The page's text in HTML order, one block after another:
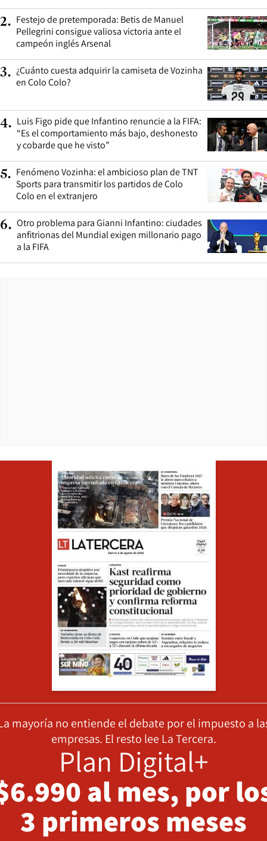
2. Festejo de pretemporada: Betis de Manuel
Pellegrini consigue valiosa victoria ante el
campeón inglés Arsenal
3. ¿Cuánto cuesta adquirir la camiseta de Vozinha
en Colo Colo?
4. Luis Figo pide que Infantino renuncie a la FIFA:
“Es el comportamiento más bajo, deshonesto
y cobarde que he visto”
5. Fenómeno Vozinha: el ambicioso plan de TNT
Sports para transmitir los partidos de Colo
Colo en el extranjero
6. Otro problema para Gianni Infantino: ciudades
anfitrionas del Mundial exigen millonario pago
a la FIFA
mayoría no entiende el debate por el impuesto a
empresas. El resto lee La Tercera.
Plan Digital+
al mes, por
3 primeros meses